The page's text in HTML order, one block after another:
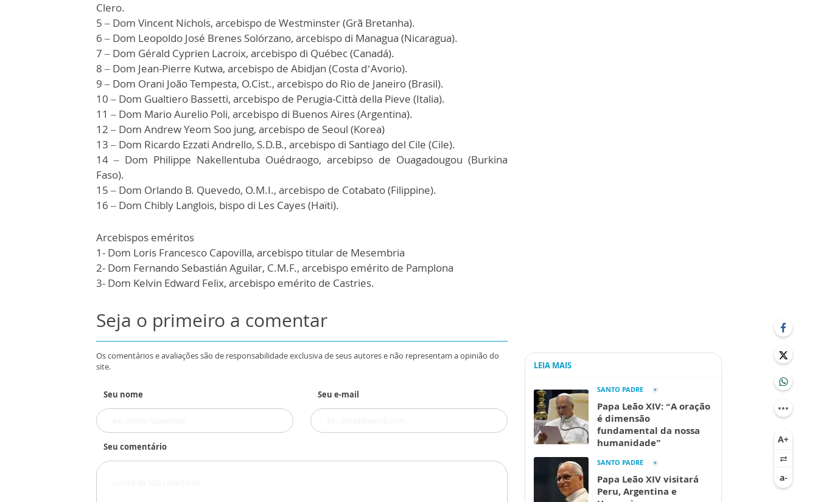
Clero.
5 – Dom Vincent Nichols, arcebispo de Westminster (Grã Bretanha).
6 – Dom Leopoldo José Brenes Solórzano, arcebispo di Managua (Nicaragua).
7 – Dom Gérald Cyprien Lacroix, arcebispo di Québec (Canadá).
8 – Dom Jean-Pierre Kutwa, arcebispo de Abidjan (Costa d’Avorio).
9 – Dom Orani João Tempesta, O.Cist., arcebispo do Rio de Janeiro (Brasil).
10 – Dom Gualtiero Bassetti, arcebispo de Perugia-Città della Pieve (Italia).
11 – Dom Mario Aurelio Poli, arcebispo di Buenos Aires (Argentina).
12 – Dom Andrew Yeom Soo jung, arcebispo de Seoul (Korea)
13 – Dom Ricardo Ezzati Andrello, S.D.B., arcebispo di Santiago del Cile (Cile).
14 – Dom Philippe Nakellentuba Ouédraogo, arcebipso de Ouagadougou (Burkina
Faso).
15 – Dom Orlando B. Quevedo, O.M.I., arcebispo de Cotabato (Filippine).
16 – Dom Chibly Langlois, bispo di Les Cayes (Haïti).
Arcebispos eméritos
1- Dom Loris Francesco Capovilla, arcebispo titular de Mesembria
2- Dom Fernando Sebastián Aguilar, C.M.F., arcebispo emérito de Pamplona
3- Dom Kelvin Edward Felix, arcebispo emérito de Castries.
Seja o primeiro a comentar
Os comentários e avaliações são de responsabilidade exclusiva de seus autores e não representam a opinião do
site.
Seu nome Seu e-mail
Seu comentário
LEIA MAIS
SANTO PADRE
Papa Leão XIV: “A oração
é dimensão
fundamental da nossa
humanidade”
SANTO PADRE
Papa Leão XIV visitará
Peru, Argentina e